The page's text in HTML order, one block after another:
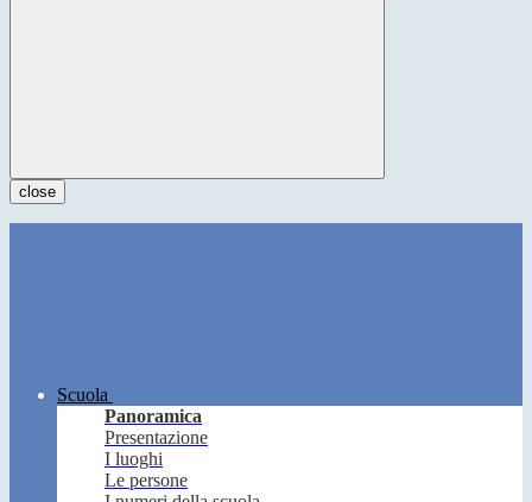
close
Scuola
Panoramica
Presentazione
I luoghi
Le persone